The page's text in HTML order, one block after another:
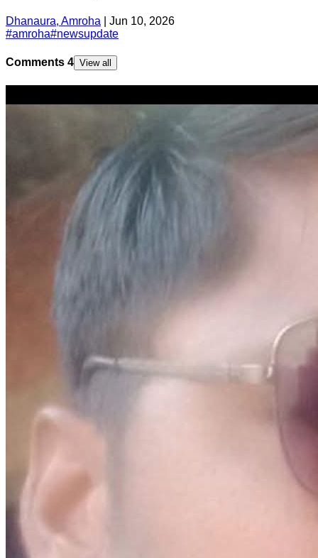
Dhanaura, Amroha
Jun 10, 2026
#amroha#newsupdate
Comments 4 View all